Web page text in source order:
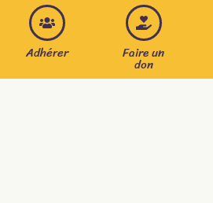
Adhérer Faire un
don